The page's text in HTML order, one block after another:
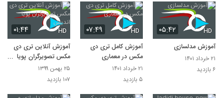
۰۵:۴۲ HD
آموزش مدلسازی
۲۱ خرداد ۱۴۰۱
۶ بازدید
۰۷:۴۹ HD
آموزش کامل تری دی
مکس در معماری
۲۱ خرداد ۱۴۰۱
۵ بازدید
۰۱:۴۴ HD
آموزش آنلاین تری دی
مکس تصویرگران پویا
اندیش
۲۵ بهمن ۱۳۹۹
۱۰۷ بازدید